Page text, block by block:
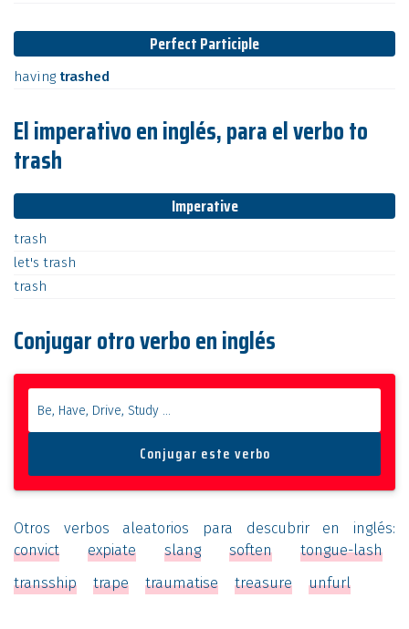
Perfect Participle
having trashed
El imperativo en inglés, para el verbo to
trash
Imperative
trash
let's trash
trash
Conjugar otro verbo en inglés
Otros verbos aleatorios para descubrir en inglés:
convict
expiate slang soften
tongue-lash
transship
trape traumatise treasure unfurl